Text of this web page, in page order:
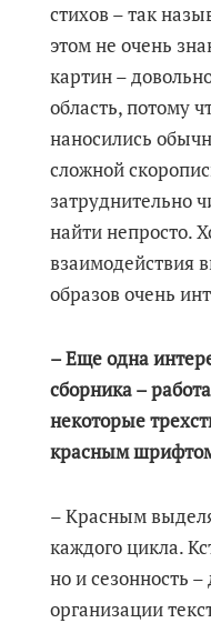
стихов – так
этом не очень
картин –
область, потому
наносились
сложной
затруднительно
найти непросто.
взаимодействия
образов очень
– Еще одна
сборника –
некоторые
красным
– Красным
каждого цикла.
но и сезонность
организации